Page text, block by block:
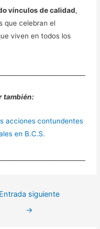
vínculos de calidad,
que celebran el
viven en todos los
también:
acciones contundentes
en B.C.S.
Entrada siguiente
→